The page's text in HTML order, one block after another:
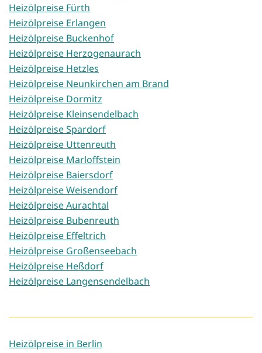
Heizölpreise Fürth
Heizölpreise Erlangen
Heizölpreise Buckenhof
Heizölpreise Herzogenaurach
Heizölpreise Hetzles
Heizölpreise Neunkirchen am Brand
Heizölpreise Dormitz
Heizölpreise Kleinsendelbach
Heizölpreise Spardorf
Heizölpreise Uttenreuth
Heizölpreise Marloffstein
Heizölpreise Baiersdorf
Heizölpreise Weisendorf
Heizölpreise Aurachtal
Heizölpreise Bubenreuth
Heizölpreise Effeltrich
Heizölpreise Großenseebach
Heizölpreise Heßdorf
Heizölpreise Langensendelbach
Heizölpreise in Berlin